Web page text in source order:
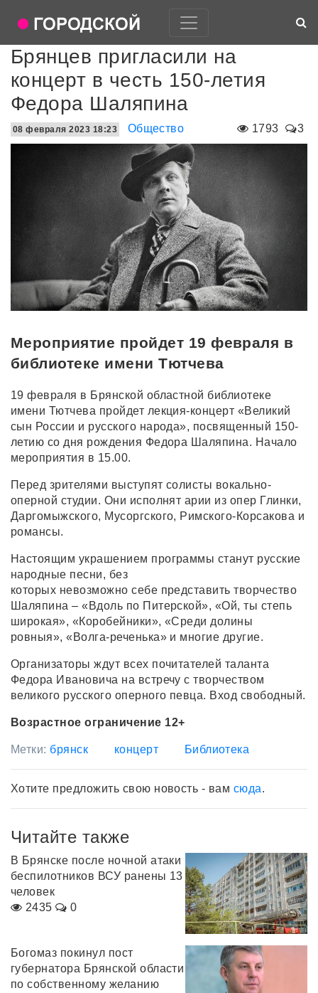
Брянцев пригласили на
концерт в честь 150-летия
Федора Шаляпина
1793 3
08 февраля 2023 18:23 Общество
Мероприятие пройдет 19 февраля в
библиотеке имени Тютчева
19 февраля в Брянской областной библиотеке
имени Тютчева пройдет лекция-концерт «Великий
сын России и русского народа», посвященный 150-
летию со дня рождения Федора Шаляпина. Начало
мероприятия в 15.00.
Перед зрителями выступят солисты вокально-
оперной студии. Они исполнят арии из опер Глинки,
Даргомыжского, Мусоргского, Римского-Корсакова и
романсы.
Настоящим украшением программы станут русские
народные песни, без
которых невозможно себе представить творчество
Шаляпина – «Вдоль по Питерской», «Ой, ты степь
широкая», «Коробейники», «Среди долины
ровныя», «Волга-реченька» и многие другие.
Организаторы ждут всех почитателей таланта
Федора Ивановича на встречу с творчеством
великого русского оперного певца. Вход свободный.
Возрастное ограничение 12+
Метки: брянск концерт Библиотека
Хотите предложить свою новость - вам сюда.
Читайте также
В Брянске после ночной атаки
беспилотников ВСУ ранены 13
человек
2435
0
Богомаз покинул пост
губернатора Брянской области
по собственному желанию